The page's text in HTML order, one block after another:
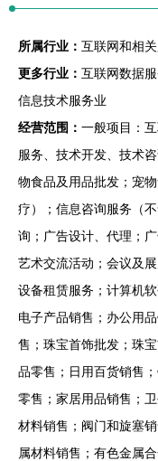
所属行业： 互联网和相
更多行业： 互联网数据
信息技术服务业
经营范围： 一般项目：
服务、技术开发、技术
物食品及用品批发；宠
疗）；信息咨询服务（
询；广告设计、代理；
艺术交流活动；会议及
设备租赁服务；计算机
电子产品销售；办公用
售；珠宝首饰批发；珠
品零售；日用百货销售
零售；家居用品销售；
材料销售；阀门和旋塞
属材料销售；有色金属